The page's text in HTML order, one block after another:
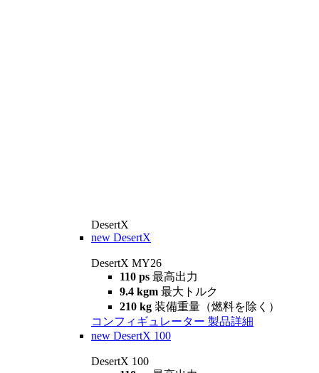
DesertX
new DesertX
DesertX MY26
110 ps 最高出力
9.4 kgm 最大トルク
210 kg 装備重量（燃料を除く）
コンフィギュレーター 製品詳細
new DesertX 100
DesertX 100